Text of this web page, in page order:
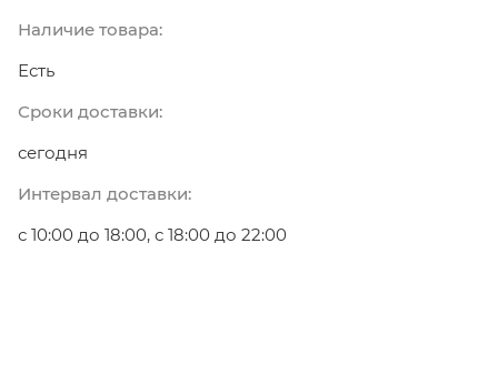
Наличие товара:
Есть
Сроки доставки:
сегодня
Интервал доставки:
с 10:00 до 18:00, с 18:00 до 22:00